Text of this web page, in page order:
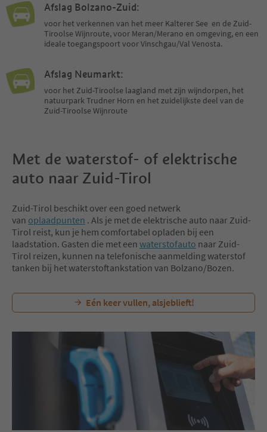
Afslag Bolzano-Zuid:
voor het verkennen van het meer Kalterer See en de Zuid-
Tiroolse Wijnroute, voor Meran/Merano en omgeving, en een
ideale toegangspoort voor Vinschgau/Val Venosta.
Afslag Neumarkt:
voor het Zuid-Tiroolse laagland met zijn wijndorpen, het
natuurpark Trudner Horn en het zuidelijkste deel van de
Zuid-Tiroolse Wijnroute
Met de waterstof- of elektrische
auto naar Zuid-Tirol
Zuid-Tirol beschikt over een goed netwerk
van oplaadpunten . Als je met de elektrische auto naar Zuid-
Tirol reist, kun je hem comfortabel opladen bij een
laadstation. Gasten die met een waterstofauto naar Zuid-
Tirol reizen, kunnen na telefonische aanmelding waterstof
tanken bij het waterstoftankstation van Bolzano/Bozen.
Eén keer vullen, alsjeblieft!